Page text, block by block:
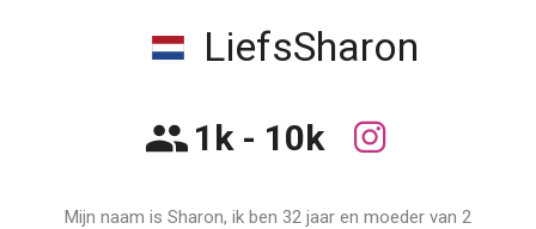
LiefsSharon
1k - 10k
Mijn naam is Sharon, ik ben 32 jaar en moeder van 2